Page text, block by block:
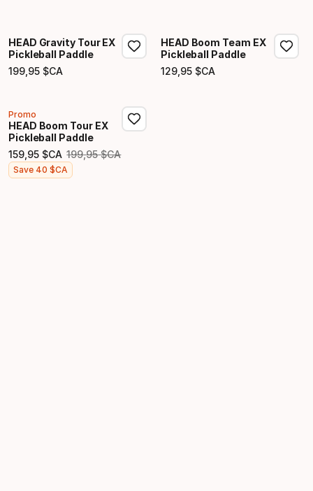
HEAD Gravity Tour EX
Pickleball Paddle
199 95 $CA
Prix final
HEAD Boom Team EX
Pickleball Paddle
129 95 $CA
Prix final
Promo
HEAD Boom Tour EX
Pickleball Paddle
159 95 $CA
Prix final
199,95 $CA
Prix d’origine
Save 40 $CA